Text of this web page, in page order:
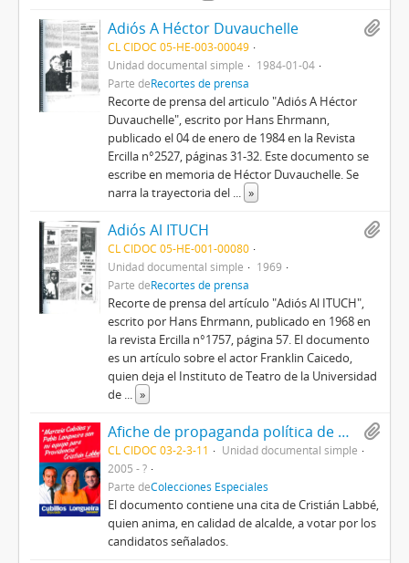
Adiós A Héctor Duvauchelle
CL CIDOC 05-HE-003-00049
Unidad documental simple
1984-01-04
Parte deRecortes de prensa
Recorte de prensa del articulo "Adiós A Héctor
Duvauchelle", escrito por Hans Ehrmann,
publicado el 04 de enero de 1984 en la Revista
Ercilla n°2527, páginas 31-32. Este documento se
escribe en memoria de Héctor Duvauchelle. Se
narra la trayectoria del ... »
Adiós Al ITUCH
CL CIDOC 05-HE-001-00080
Unidad documental simple
1969
Parte deRecortes de prensa
Recorte de prensa del artículo "Adiós Al ITUCH",
escrito por Hans Ehrmann, publicado en 1968 en
la revista Ercilla n°1757, página 57. El documento
es un artículo sobre el actor Franklin Caicedo,
quien deja el Instituto de Teatro de la Universidad
de ... »
Afiche de propaganda política de Marcela Cubillos (diputada) y Pablo Longueira (senador) con apoyo de Cristián Labbé
CL CIDOC 03-2-3-11
Unidad documental simple
2005 - ?
Parte deColecciones Especiales
El documento contiene una cita de Cristián Labbé,
quien anima, en calidad de alcalde, a votar por los
candidatos señalados.